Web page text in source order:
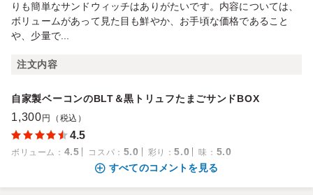
りも簡単なサンドウィッチはありがたいです。内容については、
ボリュームがあって見た目も鮮やか、お手頃な価格であること
や、少量で...
注文内容
自家製ベーコンのBLT＆黒トリュフたまごサンドBOX
1,300 円（税込）
4.5
ボリューム ： 4.5 コスパ ： 5.0 彩り ：5.0 味 ： 5.0
すべてのコメントを見る